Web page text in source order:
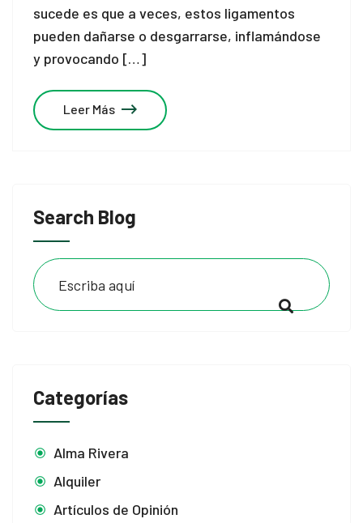
Search Blog
Categorías
Alma Rivera
Alquiler
Artículos de Opinión
sucede es que a veces, estos ligamentos
pueden dañarse o desgarrarse, inflamándose
y provocando […]
Leer Más